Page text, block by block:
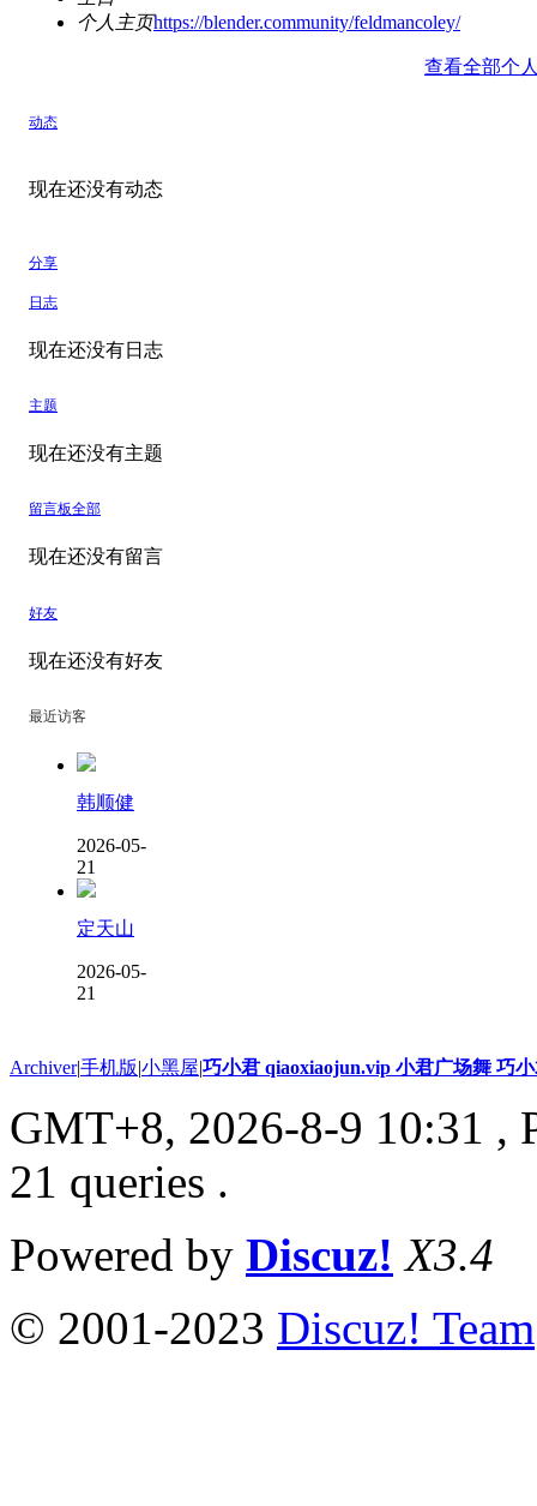
个人主页https://blender.community/feldmancoley/
查看全部个
动态
现在还没有动态
分享
日志
现在还没有日志
主题
现在还没有主题
留言板全部
现在还没有留言
好友
现在还没有好友
最近访客
韩顺健
2026-05-
21
定天山
2026-05-
21
Archiver|手机版|小黑屋|巧小君 qiaoxiaojun.vip 小君广场舞 巧
GMT+8, 2026-8-9 10:31 ,
21 queries .
Powered by Discuz! X3.4
© 2001-2023 Discuz! Team